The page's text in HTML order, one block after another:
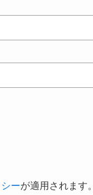
ーが適用されます。